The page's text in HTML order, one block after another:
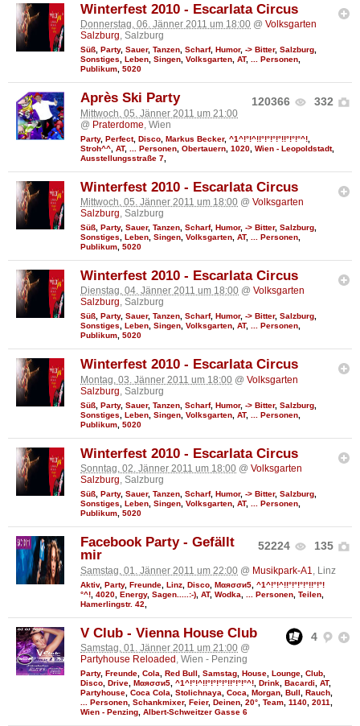
Winterfest 2010 - Escarlata Circus
Donnerstag, 06. Jänner 2011 um 18:00 @ Volksgarten
Salzburg, Salzburg
Süß, Party, Sauer, Tanzen, Scharf, Humor, -> Bitter, Salzburg,
Sonstiges, Leben, Singen, Volksgarten, AT, ... Personen,
Publikum, 5020
120366 332
Après Ski Party
Mittwoch, 05. Jänner 2011 um 21:00
@ Praterdome , Wien
Party, Perfect, Disco Markus Becker, ^1^!°!^!!°!°!°!°!!°!°!°^!
Stroh^^ AT, ... Personen Obertauern 1020 Wien - Leopoldstadt,
Ausstellungsstraße 7
Winterfest 2010 - Escarlata Circus
Mittwoch, 05. Jänner 2011 um 18:00 @ Volksgarten
Salzburg, Salzburg
Süß Party, Sauer, Tanzen Scharf, Humor, -> Bitter, Salzburg
Sonstiges
Leben Singen Volksgarten AT, ... Personen
Publikum 5020
Winterfest 2010 - Escarlata Circus
Dienstag, 04. Jänner 2011 um 18:00 @ Volksgarten
Salzburg, Salzburg
Süß, Party, Sauer, Tanzen, Scharf, Humor, -> Bitter, Salzburg,
Sonstiges, Leben, Singen, Volksgarten, AT, ... Personen,
Publikum, 5020
Winterfest 2010 - Escarlata Circus
Montag, 03. Jänner 2011 um 18:00 @ Volksgarten
Salzburg, Salzburg
Süß Party, Sauer, Tanzen Scharf, Humor, -> Bitter, Salzburg
Sonstiges
Leben Singen Volksgarten AT, ... Personen
Publikum 5020
Winterfest 2010 - Escarlata Circus
Sonntag, 02. Jänner 2011 um 18:00 @ Volksgarten
Salzburg, Salzburg
Süß, Party, Sauer, Tanzen, Scharf, Humor, -> Bitter, Salzburg,
Sonstiges, Leben, Singen, Volksgarten, AT, ... Personen,
Publikum, 5020
52224 135
Facebook Party - Gefällt
mir
Samstag, 01. Jänner 2011 um 22:00 @ Musikpark-A1 , Linz
Aktiv, Party, Freunde Linz Disco Мαяσσи5 ^1^!°!^!!°!°!°!°!!°!°!
°^! 4020 Energy, Sagen.....:-) AT, Wodka ... Personen Teilen
Hamerlingstr. 42
4
V Club - Vienna House Club
Samstag, 01. Jänner 2011 um 21:00 @
Partyhouse Reloaded , Wien - Penzing
Party, Freunde Cola Red Bull Samstag House Lounge Club
Disco Drive Мαяσσи5 ^1^!°!^!!°!°!°!°!!°!°!°^! Drink Bacardi AT,
Partyhouse Coca Cola Stolichnaya Coca Morgan Bull Rauch
... Personen Schankmixer, Feier, Deinen 20° Team 1140 2011
Wien - Penzing Albert-Schweitzer Gasse 6